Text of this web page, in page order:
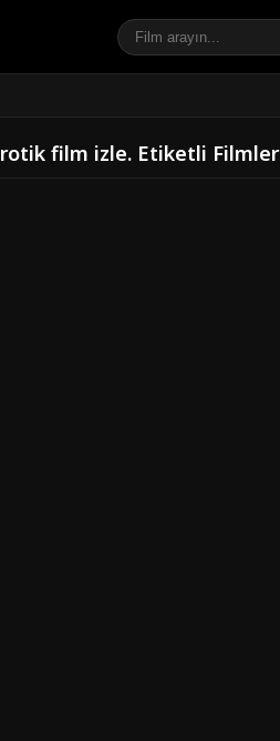
film izle. Etiketli Filmler